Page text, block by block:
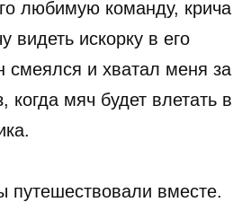
любимую команду, крича
видеть искорку в его
смеялся и хватал меня за
когда мяч будет влетать в
вместе.